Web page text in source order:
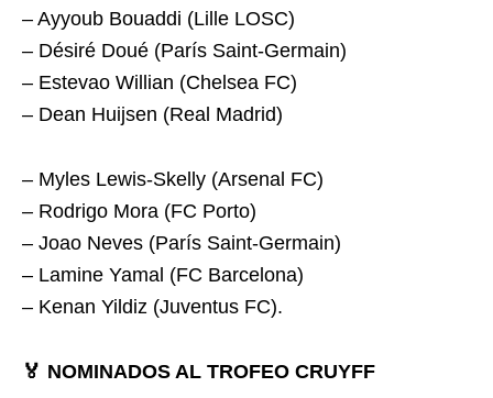
– Ayyoub Bouaddi (Lille LOSC)
– Désiré Doué (París Saint-Germain)
– Estevao Willian (Chelsea FC)
– Dean Huijsen (Real Madrid)
– Myles Lewis-Skelly (Arsenal FC)
– Rodrigo Mora (FC Porto)
– Joao Neves (París Saint-Germain)
– Lamine Yamal (FC Barcelona)
– Kenan Yildiz (Juventus FC).
🏅 NOMINADOS AL TROFEO CRUYFF